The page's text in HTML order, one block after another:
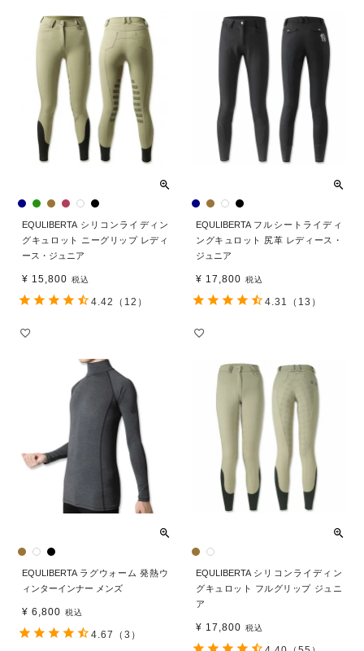
EQULIBERTA シリコンライディン
グキュロット ニーグリップ レディ
ース・ジュニア
¥ 15,800 税込
4.42 （12）
EQULIBERTA フルシートライディ
ングキュロット 尻革 レディース・
ジュニア
¥ 17,800 税込
4.31 （13）
EQULIBERTA ラグウォーム 発熱ウ
ィンターインナー メンズ
¥ 6,800 税込
4.67 （3）
EQULIBERTA シリコンライディン
グキュロット フルグリップ ジュニ
ア
¥ 17,800 税込